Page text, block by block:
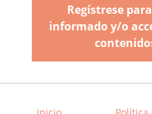
Regístrese
informado y/o